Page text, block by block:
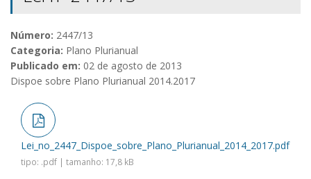
Número: 2447/13
Categoria: Plano Plurianual
Publicado em: 02 de agosto de 2013
Dispoe sobre Plano Plurianual 2014.2017
Lei_no_2447_Dispoe_sobre_Plano_Plurianual_2014_2017.pdf
tipo: .pdf | tamanho: 17,8 kB